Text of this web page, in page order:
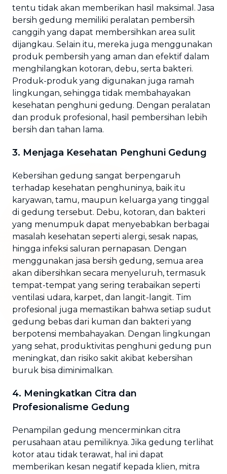
tentu tidak akan memberikan hasil maksimal. Jasa
bersih gedung memiliki peralatan pembersih
canggih yang dapat membersihkan area sulit
dijangkau. Selain itu, mereka juga menggunakan
produk pembersih yang aman dan efektif dalam
menghilangkan kotoran, debu, serta bakteri.
Produk-produk yang digunakan juga ramah
lingkungan, sehingga tidak membahayakan
kesehatan penghuni gedung. Dengan peralatan
dan produk profesional, hasil pembersihan lebih
bersih dan tahan lama.
3. Menjaga Kesehatan Penghuni Gedung
Kebersihan gedung sangat berpengaruh
terhadap kesehatan penghuninya, baik itu
karyawan, tamu, maupun keluarga yang tinggal
di gedung tersebut. Debu, kotoran, dan bakteri
yang menumpuk dapat menyebabkan berbagai
masalah kesehatan seperti alergi, sesak napas,
hingga infeksi saluran pernapasan. Dengan
menggunakan jasa bersih gedung, semua area
akan dibersihkan secara menyeluruh, termasuk
tempat-tempat yang sering terabaikan seperti
ventilasi udara, karpet, dan langit-langit. Tim
profesional juga memastikan bahwa setiap sudut
gedung bebas dari kuman dan bakteri yang
berpotensi membahayakan. Dengan lingkungan
yang sehat, produktivitas penghuni gedung pun
meningkat, dan risiko sakit akibat kebersihan
buruk bisa diminimalkan.
4. Meningkatkan Citra dan
Profesionalisme Gedung
Penampilan gedung mencerminkan citra
perusahaan atau pemiliknya. Jika gedung terlihat
kotor atau tidak terawat, hal ini dapat
memberikan kesan negatif kepada klien, mitra